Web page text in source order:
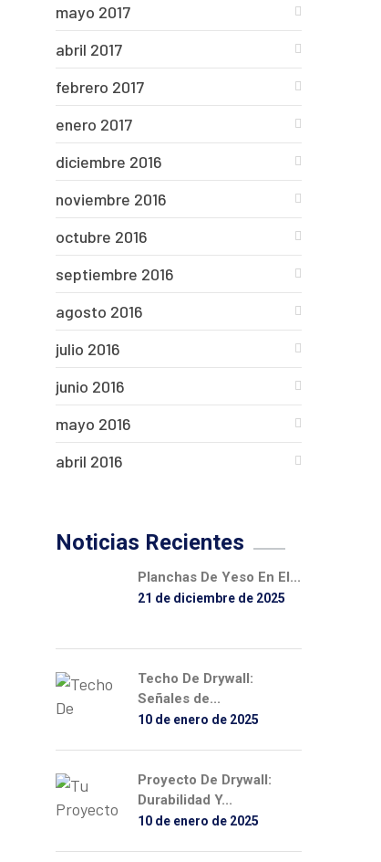
mayo 2017
abril 2017
febrero 2017
enero 2017
diciembre 2016
noviembre 2016
octubre 2016
septiembre 2016
agosto 2016
julio 2016
junio 2016
mayo 2016
abril 2016
Noticias Recientes
Planchas De Yeso En El...
21 de diciembre de 2025
Techo De Drywall:
Señales de...
10 de enero de 2025
Proyecto De Drywall:
Durabilidad Y...
10 de enero de 2025